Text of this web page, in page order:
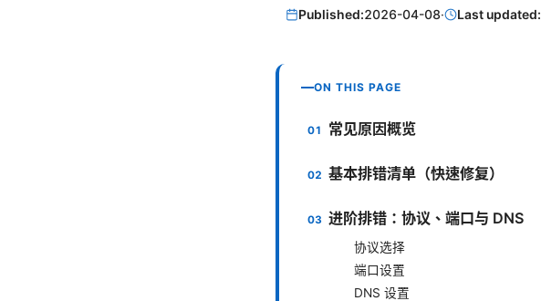
Published:2026-04-08· Last updated:
ON THIS PAGE
常见原因概览
基本排错清单（快速修复）
进阶排错：协议、端口与 DNS
协议选择
端口设置
DNS 设置